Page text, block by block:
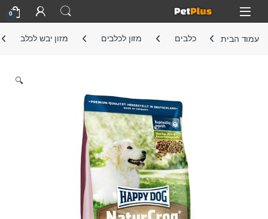
Skip to navigation
Skip to content
Open
0
עמוד הבית כלבים מזון לכלבים מזון יבש לכלב
🔍